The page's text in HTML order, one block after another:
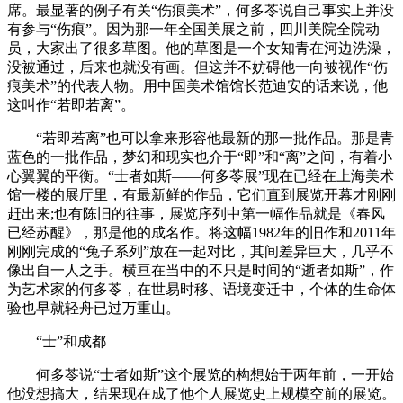
席。最显著的例子有关“伤痕美术”，何多苓说自己事实上并没
有参与“伤痕”。因为那一年全国美展之前，四川美院全院动
员，大家出了很多草图。他的草图是一个女知青在河边洗澡，
没被通过，后来也就没有画。但这并不妨碍他一向被视作“伤
痕美术”的代表人物。用中国美术馆馆长范迪安的话来说，他
这叫作“若即若离”。
“若即若离”也可以拿来形容他最新的那一批作品。那是青
蓝色的一批作品，梦幻和现实也介于“即”和“离”之间，有着小
心翼翼的平衡。“士者如斯——何多苓展”现在已经在上海美术
馆一楼的展厅里，有最新鲜的作品，它们直到展览开幕才刚刚
赶出来;也有陈旧的往事，展览序列中第一幅作品就是《春风
已经苏醒》，那是他的成名作。将这幅1982年的旧作和2011年
刚刚完成的“兔子系列”放在一起对比，其间差异巨大，几乎不
像出自一人之手。横亘在当中的不只是时间的“逝者如斯”，作
为艺术家的何多苓，在世易时移、语境变迁中，个体的生命体
验也早就轻舟已过万重山。
“士”和成都
何多苓说“士者如斯”这个展览的构想始于两年前，一开始
他没想搞大，结果现在成了他个人展览史上规模空前的展览。